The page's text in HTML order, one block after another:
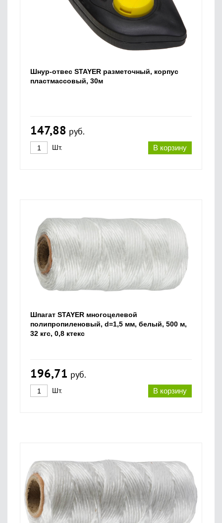
Шнур-отвес STAYER разметочный, корпус
пластмассовый, 30м
147,88 руб.
В корзину
Шт.
Шпагат STAYER многоцелевой
полипропиленовый, d=1,5 мм, белый, 500 м,
32 кгс, 0,8 ктекс
196,71 руб.
В корзину
Шт.